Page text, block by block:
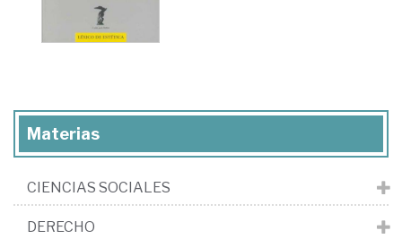
Materias
CIENCIAS SOCIALES
DERECHO